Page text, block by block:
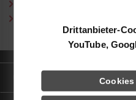
Drittanbieter-
YouTube,